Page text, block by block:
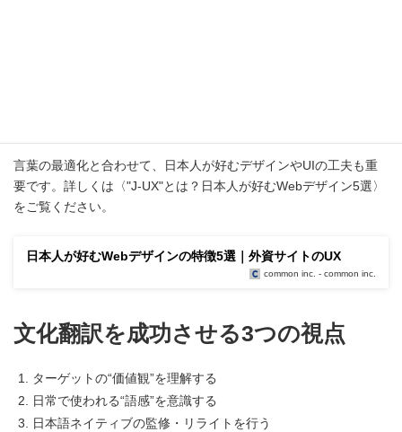
言葉の最適化と合わせて、日本人が好むデザインやUIの工夫も重
要です。詳しくは〈"J-UX"とは？日本人が好むWebデザイン5選〉
をご覧ください。
日本人が好むWebデザインの特徴5選｜外資サイトのUX
common inc. - common inc.
文化翻訳を成功させる3つの視点
ターゲットの“価値観”を理解する
日常で使われる“語感”を意識する
日本語ネイティブの監修・リライトを行う